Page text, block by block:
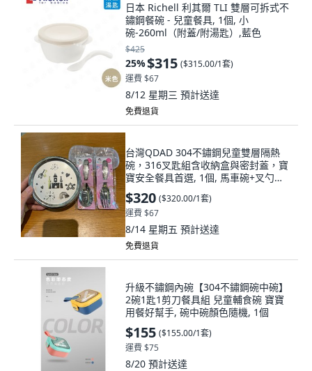
日本 Richell 利其爾 TLI 雙層可拆式不
鏽鋼餐碗 - 兒童餐具, 1個, 小
碗-260ml（附蓋/附湯匙）,藍色
$425
25%$315 ($315.00/1套)
運費 $67
8/12 星期三 預計送達
免費退貨
台灣QDAD 304不鏽鋼兒童雙層隔熱
碗，316叉匙組含收納盒與密封蓋，寶
寶安全餐具首選, 1個, 馬車碗+叉勺組
合（叉勺圖案隨機）
$320 ($320.00/1套)
運費 $67
8/14 星期五 預計送達
免費退貨
升級不鏽鋼內碗【304不鏽鋼碗中碗】
2碗1匙1剪刀餐具組 兒童輔食碗 寶寶
用餐好幫手, 碗中碗顏色隨機, 1個
$155 ($155.00/1套)
運費 $75
8/20 預計送達